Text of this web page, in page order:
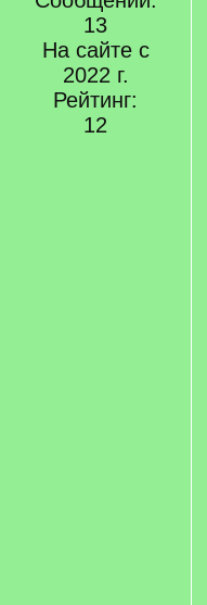
13
На сайте с
2022 г.
Рейтинг:
12